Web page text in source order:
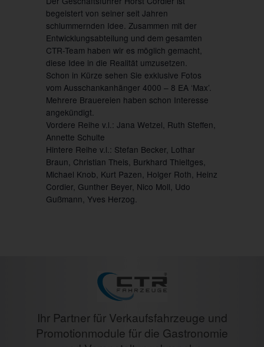
begeistert von seiner seit Jahren
schlummernden Idee. Zusammen mit der
Entwicklungsabteilung und dem gesamten
CTR-Team haben wir es möglich gemacht,
diese Idee in die Realität umzusetzen.
Schon in Kürze sehen Sie exklusive Fotos
vom Ausschankanhänger 4000 – 8 EA ‘Max’.
Mehrere Brauereien haben schon Interesse
angekündigt.
Vordere Reihe v.l.: Jana Wetzel, Ruth Steffen,
Annette Schulte
Hintere Reihe v.l.: Stefan Becker, Lothar
Braun, Christian Theis, Burkhard Thieltges,
Michael Knob, Kurt Pazen, Holger Roth, Heinz
Cordier, Gunther Beyer, Nico Moll, Udo
Gußmann, Yves Herzog.
Ihr Partner für Verkaufsfahrzeuge und
Promotionmodule für die Gastronomie